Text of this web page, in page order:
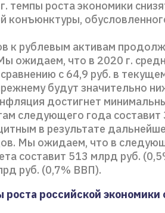
темпы роста экономики
конъюнктуры,
к рублевым активам
ожидаем, что в 2020 г.
с 64,9 руб. в
будут значительно
достигнет
следующего года составит
в результате
Мы ожидаем, что в
составит 513 млрд руб.
руб. (0,7% ВВП).
российской экономики